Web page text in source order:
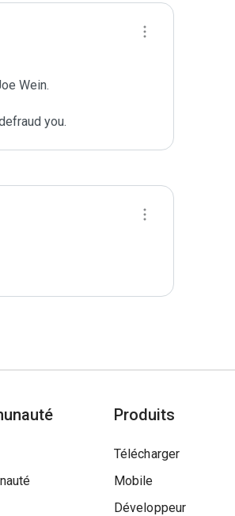
Wein.
you.
Produits
Télécharger
Mobile
Développeur